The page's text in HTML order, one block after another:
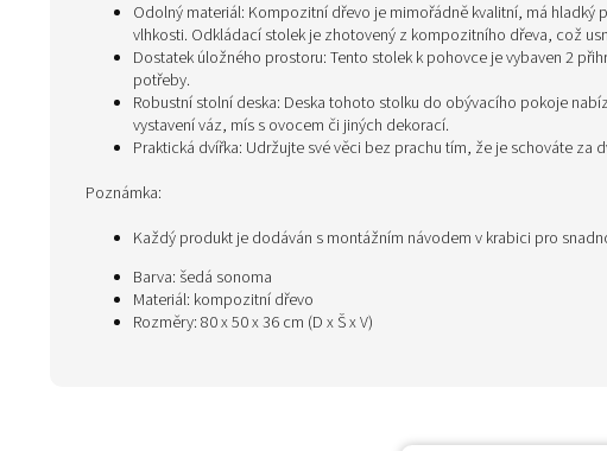
Odolný materiál: Kompozitní dřevo je mimořádně kvalitní, má
vlhkosti. Odkládací stolek je zhotovený z kompozitního dřeva, což
Dostatek úložného prostoru: Tento stolek k pohovce je vybaven 2
potřeby.
Robustní stolní deska: Deska tohoto stolku do obývacího pokoje
vystavení váz, mís s ovocem či jiných dekorací.
Praktická dvířka: Udržujte své věci bez prachu tím, že je schováte za
Poznámka:
Každý produkt je dodáván s montážním návodem v krabici pro
Barva: šedá sonoma
Materiál: kompozitní dřevo
Rozměry: 80 x 50 x 36 cm (D x Š x V)